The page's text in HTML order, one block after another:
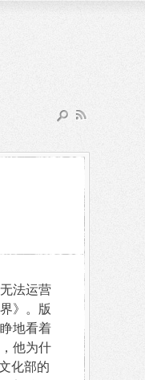
法运营
》。版
地看着
他为什
化部的